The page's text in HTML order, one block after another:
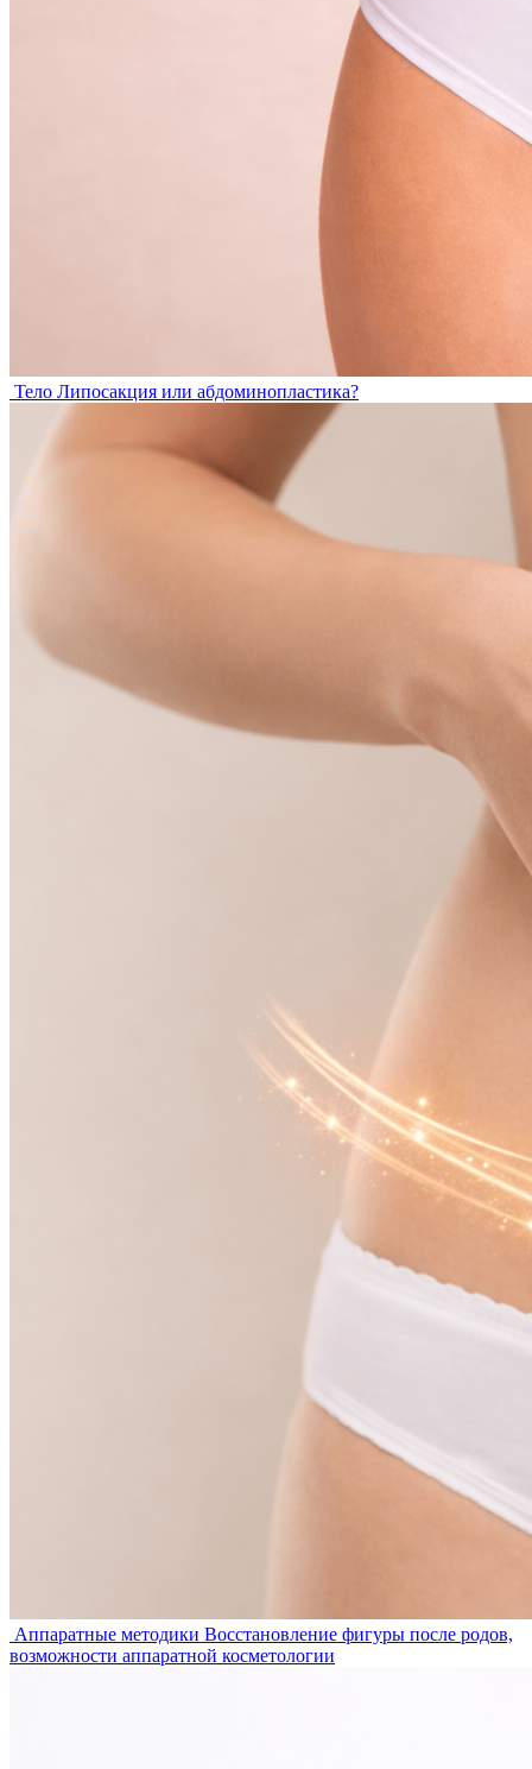
Тело Липосакция или абдоминопластика?
Аппаратные методики Восстановление фигуры после родов,
возможности аппаратной косметологии